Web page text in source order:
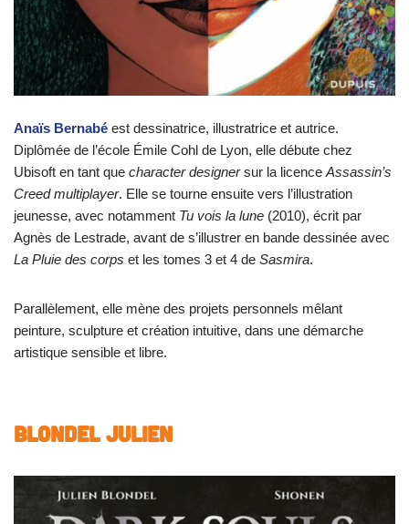
Anaïs Bernabé est dessinatrice, illustratrice et autrice.
Diplômée de l’école Émile Cohl de Lyon, elle débute chez
Ubisoft en tant que character designersur la licence Assassin’s
Creed multiplayer. Elle se tourne ensuite vers l’illustration
jeunesse, avec notamment Tu vois la lune (2010), écrit par
Agnès de Lestrade, avant de s’illustrer en bande dessinée avec
La Pluie des corps et les tomes 3 et 4 de Sasmira.
Parallèlement, elle mène des projets personnels mêlant
peinture, sculpture et création intuitive, dans une démarche
artistique sensible et libre.
BLONDEL Julien